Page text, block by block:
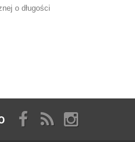
o długości